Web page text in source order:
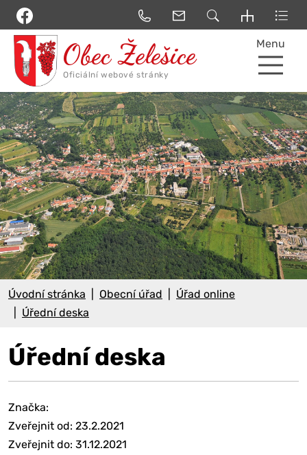
Menu
Úvodní stránka Obecní úřad
Úřad online
Úřední deska
Úřední deska
Značka:
Zveřejnit od: 23.2.2021
Zveřejnit do: 31.12.2021